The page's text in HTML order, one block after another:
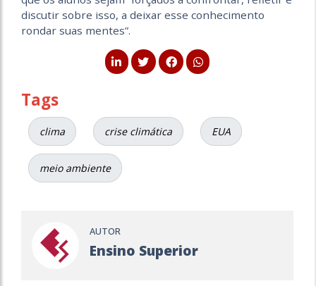
discutir sobre isso, a deixar esse conhecimento
rondar suas mentes”.
Tags
clima crise climática EUA
meio ambiente
AUTOR
Ensino Superior